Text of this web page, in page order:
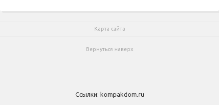
Карта сайта
Вернуться наверх
Ссылки: kompakdom.ru